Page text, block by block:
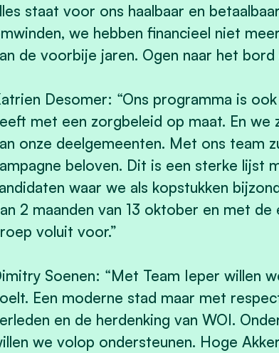
staat voor ons haalbaar en
we hebben financieel niet
de voorbije jaren. Ogen naar het bord
Desomer: “Ons programma is
met een zorgbeleid op maat. En
onze deelgemeenten. Met ons team
beloven. Dit is een sterke lijst
waar we als kopstukken
2 maanden van 13 oktober en met
voluit voor.”
Soenen: “Met Team Ieper willen
Een moderne stad maar met
en de herdenking van WOI.
we volop ondersteunen. Hoge